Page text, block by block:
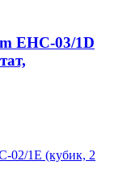
EHC-03/1D